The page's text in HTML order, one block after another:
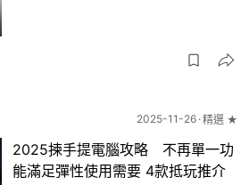
2025-11-26 精選 ★
2025揀手提電腦攻略 不再單一功
能滿足彈性使用需要 4款抵玩推介